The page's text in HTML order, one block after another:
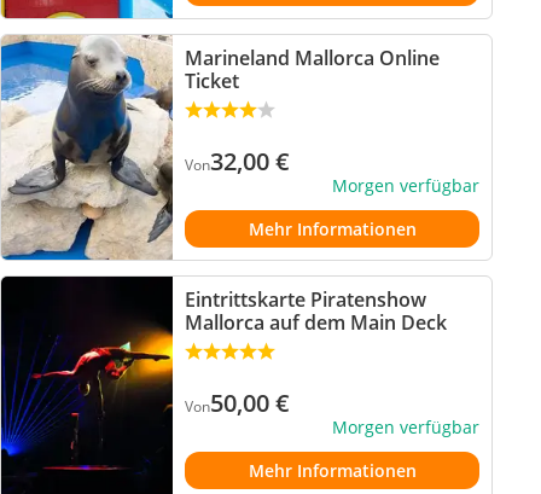
Marineland Mallorca Online
Ticket
Von32,00€
Morgen verfügbar
Mehr Informationen
Eintrittskarte Piratenshow
Mallorca auf dem Main Deck
Von50,00€
Morgen verfügbar
Mehr Informationen